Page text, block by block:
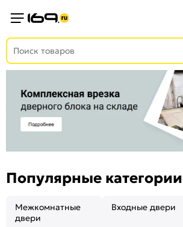
Популярные категории
Межкомнатные
двери
Входные двери